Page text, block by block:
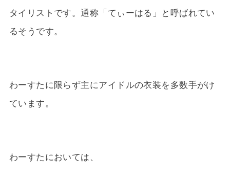
タイリストです。通称「てぃーはる」と呼ばれてい
るそうです。
わーすたに限らず主にアイドルの衣装を多数手がけ
ています。
わーすたにおいては、